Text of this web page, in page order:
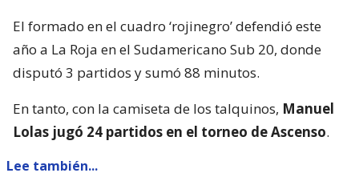
El formado en el cuadro ‘rojinegro’ defendió este
año a La Roja en el Sudamericano Sub 20, donde
disputó 3 partidos y sumó 88 minutos.
En tanto, con la camiseta de los talquinos, Manuel
Lolas jugó 24 partidos en el torneo de Ascenso.
Lee también...